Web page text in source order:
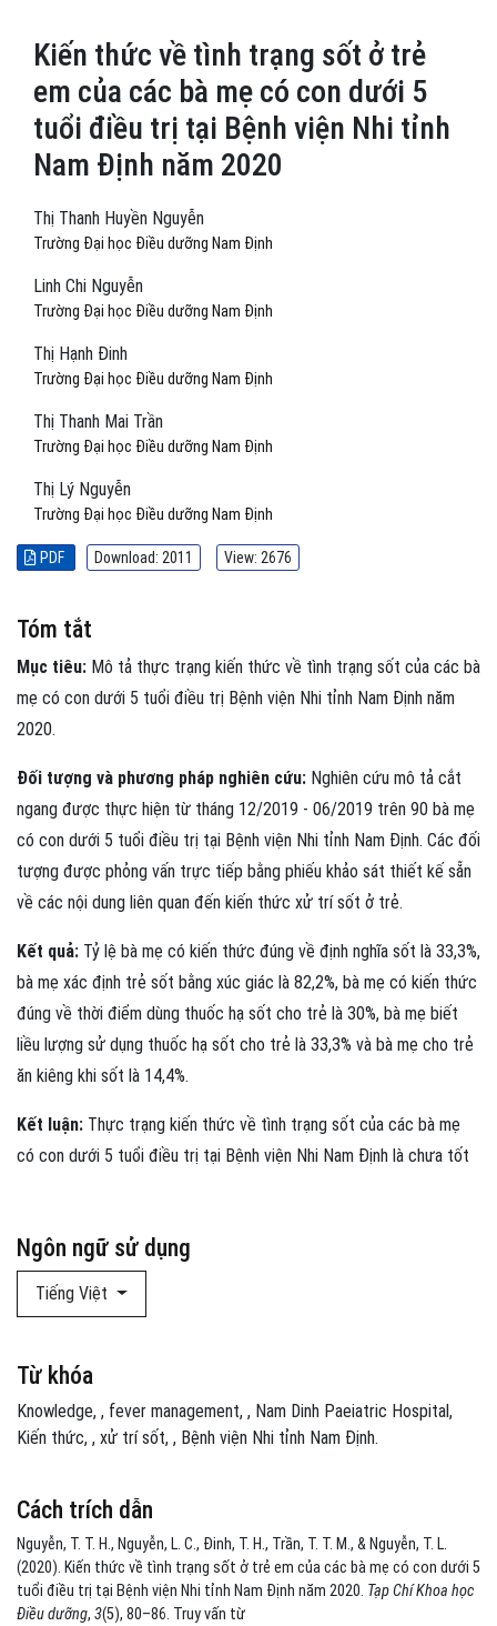
Kiến thức về tình trạng sốt ở trẻ
em của các bà mẹ có con dưới 5
tuổi điều trị tại Bệnh viện Nhi tỉnh
Nam Định năm 2020
Thị Thanh Huyền Nguyễn
Trường Đại học Điều dưỡng Nam Định
Linh Chi Nguyễn
Trường Đại học Điều dưỡng Nam Định
Thị Hạnh Đinh
Trường Đại học Điều dưỡng Nam Định
Thị Thanh Mai Trần
Trường Đại học Điều dưỡng Nam Định
Thị Lý Nguyễn
Trường Đại học Điều dưỡng Nam Định
PDF Download: 2011 View: 2676
Ngôn ngữ sử dụng
Tiếng Việt
Cách trích dẫn
Nguyễn, T. T. H., Nguyễn, L. C., Đinh, T. H., Trần, T. T. M., & Nguyễn, T. L.
(2020). Kiến thức về tình trạng sốt ở trẻ em của các bà mẹ có con dưới 5
tuổi điều trị tại Bệnh viện Nhi tỉnh Nam Định năm 2020. Tạp Chí Khoa học
Điều dưỡng, 3(5), 80–86. Truy vấn từ
Tóm tắt
Mục tiêu: Mô tả thực trạng kiến thức về tình trạng sốt của các bà
mẹ có con dưới 5 tuổi điều trị Bệnh viện Nhi tỉnh Nam Định năm
2020.
Đối tượng và phương pháp nghiên cứu: Nghiên cứu mô tả cắt
ngang được thực hiện từ tháng 12/2019 - 06/2019 trên 90 bà mẹ
có con dưới 5 tuổi điều trị tại Bệnh viện Nhi tỉnh Nam Định. Các đối
tượng được phỏng vấn trực tiếp bằng phiếu khảo sát thiết kế sẵn
về các nội dung liên quan đến kiến thức xử trí sốt ở trẻ.
Kết quả: Tỷ lệ bà mẹ có kiến thức đúng về định nghĩa sốt là 33,3%,
bà mẹ xác định trẻ sốt bằng xúc giác là 82,2%, bà mẹ có kiến thức
đúng về thời điểm dùng thuốc hạ sốt cho trẻ là 30%, bà mẹ biết
liều lượng sử dụng thuốc hạ sốt cho trẻ là 33,3% và bà mẹ cho trẻ
ăn kiêng khi sốt là 14,4%.
Kết luận: Thực trạng kiến thức về tình trạng sốt của các bà mẹ
có con dưới 5 tuổi điều trị tại Bệnh viện Nhi Nam Định là chưa tốt
Từ khóa
Knowledge , fever management , Nam Dinh Paeiatric Hospital
Kiến thức , xử trí sốt , Bệnh viện Nhi tỉnh Nam Định.